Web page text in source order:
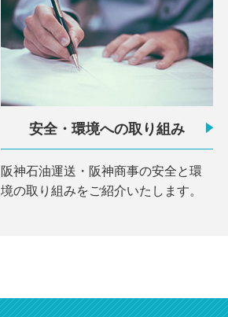
安全・環境への取り組み
阪神石油運送・阪神商事の安全と環
境の取り組みをご紹介いたします。